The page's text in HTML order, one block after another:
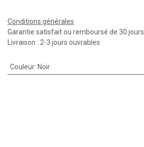
Conditions générales
Garantie satisfait ou remboursé de 30 jours
Livraison : 2-3 jours ouvrables
Couleur: Noir